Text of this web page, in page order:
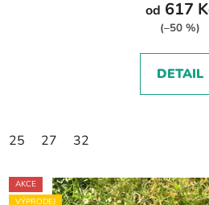
od 617
(–50 %)
DETAIL
25 27 32
AKCE
VÝPRODEJ